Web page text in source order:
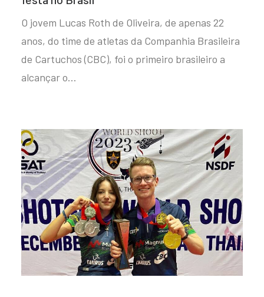
O jovem Lucas Roth de Oliveira, de apenas 22
anos, do time de atletas da Companhia Brasileira
de Cartuchos (CBC), foi o primeiro brasileiro a
alcançar o…